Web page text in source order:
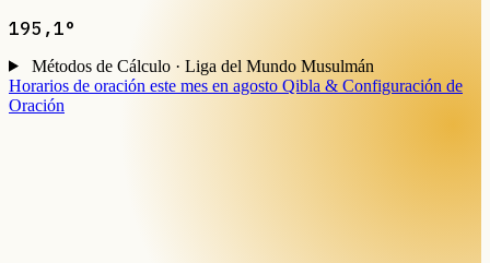
195,1°
Métodos de Cálculo · Liga del Mundo Musulmán
Horarios de oración este mes en agosto Qibla & Configuración de
Oración